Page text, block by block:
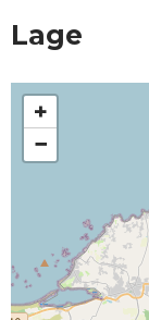
Lage
+
−